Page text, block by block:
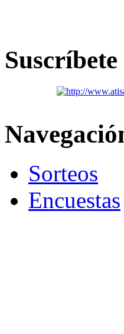
Suscríbete
Sorteos
Encuestas